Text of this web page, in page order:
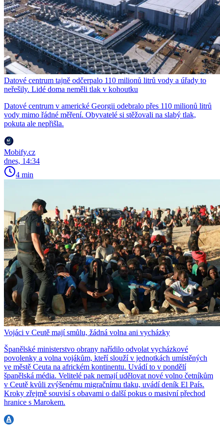
Datové centrum tajně odčerpalo 110 milionů litrů vody a úřady to
neřešily. Lidé doma neměli tlak v kohoutku
Datové centrum v americké Georgii odebralo přes 110 milionů litrů
vody mimo řádné měření. Obyvatelé si stěžovali na slabý tlak,
pokuta ale nepřišla.
Mobify.cz
dnes, 14:34
4 min
Vojáci v Ceutě mají smůlu, žádná volna ani vycházky
Španělské ministerstvo obrany nařídilo odvolat vycházkové
povolenky a volna vojákům, kteří slouží v jednotkách umístěných
ve městě Ceuta na africkém kontinentu. Uvádí to v pondělí
španělská média. Velitelé pak nemají udělovat nové volno četníkům
v Ceutě kvůli zvýšenému migračnímu tlaku, uvádí deník El País.
Kroky zřejmě souvisí s obavami o další pokus o masivní přechod
hranice s Marokem.